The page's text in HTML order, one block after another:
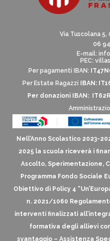
Via Tuscolana 5,
06
E-mail:
PEC:
Per pagamenti IBAN:
Per Estate Ragazzi
IBAN:
Per donazioni IBAN:
Nell’Anno Scolastico 2023-
2025 la scuola riceverà i
Ascolto, Sperimentazione,
Programma Fondo Sociale
Obiettivo di Policy 4
n. 2021/1060
interventi finalizzati
formativa degli allievi
svantaggio – Assistenza